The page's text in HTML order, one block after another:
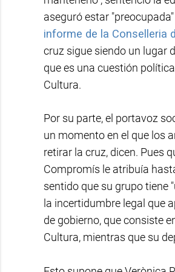
aseguró estar
informe de la Conselleria
cruz sigue siendo un lugar
que es una cuestión
Cultura.
Por su parte, el portavoz
un momento en el que los
retirar la cruz, dicen. Pues
Compromís le atribuía
sentido que su grupo tiene
la incertidumbre legal que
de gobierno, que consiste
Cultura, mientras que su